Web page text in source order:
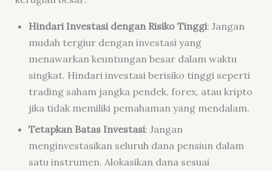
Hindari Investasi dengan Risiko Tinggi: Jangan
mudah tergiur dengan investasi yang
menawarkan keuntungan besar dalam waktu
singkat. Hindari investasi berisiko tinggi seperti
trading saham jangka pendek, forex, atau kripto
jika tidak memiliki pemahaman yang mendalam.
Tetapkan Batas Investasi: Jangan
menginvestasikan seluruh dana pensiun dalam
satu instrumen. Alokasikan dana sesuai